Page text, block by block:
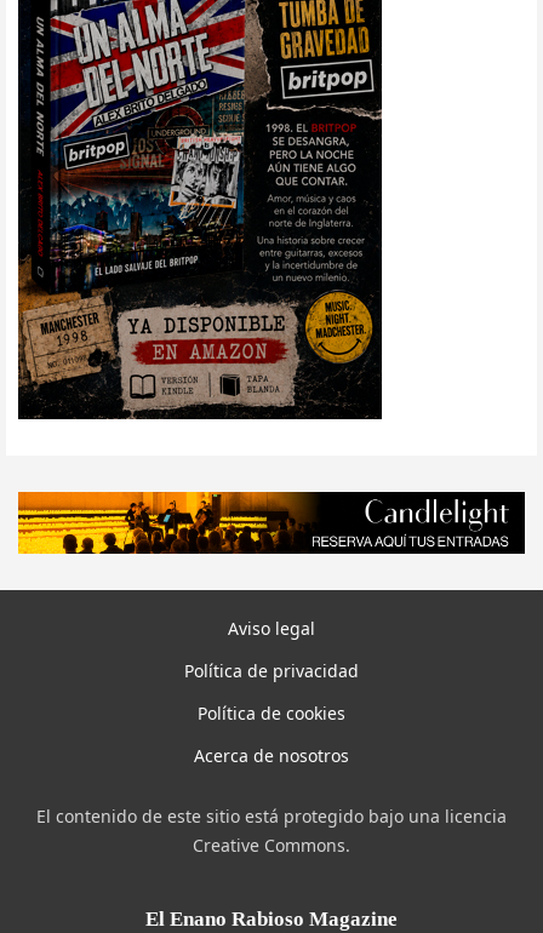
Aviso legal
Política de privacidad
Política de cookies
Acerca de nosotros
El contenido de este sitio está protegido bajo una licencia
Creative Commons.
El Enano Rabioso Magazine